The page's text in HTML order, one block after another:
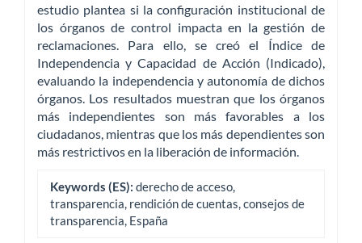
estudio plantea si la configuración institucional de
los órganos de control impacta en la gestión de
reclamaciones. Para ello, se creó el Índice de
Independencia y Capacidad de Acción (Indicado),
evaluando la independencia y autonomía de dichos
órganos. Los resultados muestran que los órganos
más independientes son más favorables a los
ciudadanos, mientras que los más dependientes son
más restrictivos en la liberación de información.
Keywords (ES): derecho de acceso,
transparencia, rendición de cuentas, consejos de
transparencia, España